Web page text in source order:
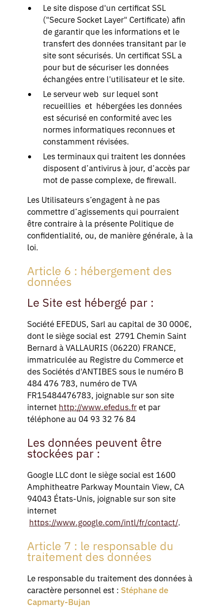
Le site dispose d'un certificat SSL
("Secure Socket Layer" Certificate) afin
de garantir que les informations et le
transfert des données transitant par le
site sont sécurisés. Un certificat SSL a
pour but de sécuriser les données
échangées entre l'utilisateur et le site.
Le serveur web sur lequel sont
recueillies et hébergées les données
est sécurisé en conformité avec les
normes informatiques reconnues et
constamment révisées.
Les terminaux qui traitent les données
disposent d’antivirus à jour, d’accès par
mot de passe complexe, de firewall.
Les Utilisateurs s’engagent à ne pas
commettre d’agissements qui pourraient
être contraire à la présente Politique de
confidentialité, ou, de manière générale, à la
loi.
Article 6 : hébergement des
données
Le Site est hébergé par :
Société EFEDUS, Sarl au capital de 30 000€,
dont le siège social est 2791 Chemin Saint
Bernard à VALLAURIS (06220) FRANCE,
immatriculée au Registre du Commerce et
des Sociétés d'ANTIBES sous le numéro B
484 476 783, numéro de TVA
FR15484476783, joignable sur son site
internethttp://www.efedus.fret par
téléphone au 04 93 32 76 84
Les données peuvent être
stockées par :
Google LLC dont le siège social est 1600
Amphitheatre Parkway Mountain View, CA
94043 États-Unis, joignable sur son site
internet
https://www.google.com/intl/fr/contact/.
Article 7 : le responsable du
traitement des données
Le responsable du traitement des données à
caractère personnel est : Stéphane de
Capmarty-Bujan